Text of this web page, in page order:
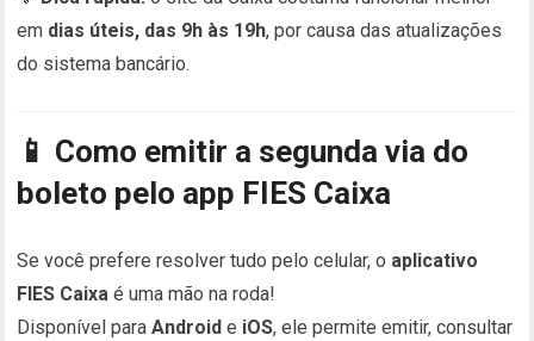
em dias úteis, das 9h às 19h, por causa das atualizações
do sistema bancário.
📱 Como emitir a segunda via do
boleto pelo app FIES Caixa
Se você prefere resolver tudo pelo celular, o aplicativo
FIES Caixa é uma mão na roda!
Disponível paraAndroid e iOS, ele permite emitir, consultar